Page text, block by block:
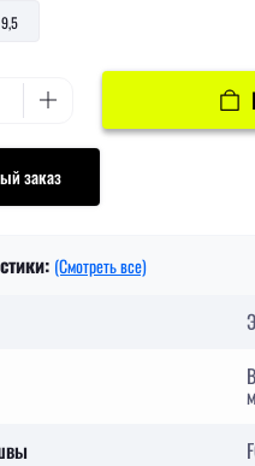
9,5
заказ
(Смотреть все)